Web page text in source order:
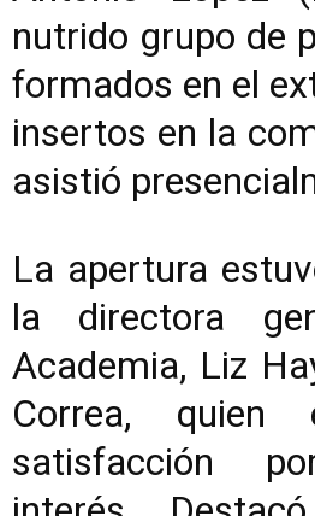
nutrido grupo de
formados en el
insertos en la
asistió
La apertura
la directora
Academia, Liz
Correa, quien
satisfacción